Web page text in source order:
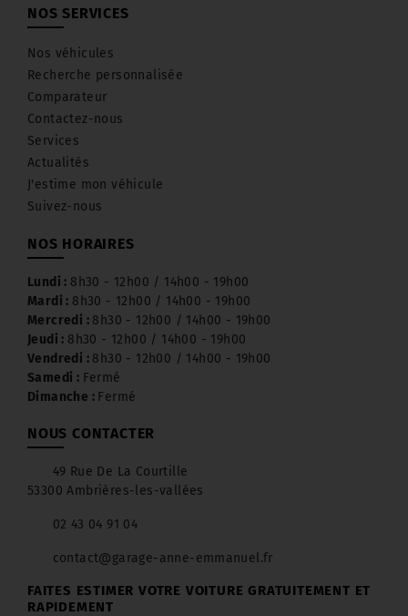
NOS SERVICES
Nos véhicules
Recherche personnalisée
Comparateur
Contactez-nous
Services
Actualités
J'estime mon véhicule
Suivez-nous
NOS HORAIRES
Lundi : 8h30 - 12h00 / 14h00 - 19h00
Mardi : 8h30 - 12h00 / 14h00 - 19h00
Mercredi : 8h30 - 12h00 / 14h00 - 19h00
Jeudi : 8h30 - 12h00 / 14h00 - 19h00
Vendredi : 8h30 - 12h00 / 14h00 - 19h00
Samedi : Fermé
Dimanche : Fermé
NOUS CONTACTER
49 Rue De La Courtille
53300 Ambrières-les-vallées
02 43 04 91 04
contact@garage-anne-emmanuel.fr
FAITES ESTIMER VOTRE VOITURE GRATUITEMENT ET
RAPIDEMENT